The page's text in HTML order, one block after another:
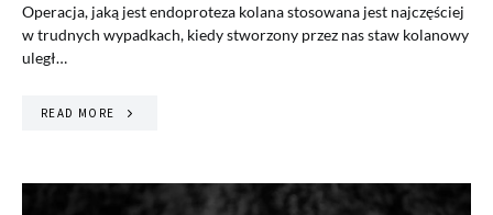
Operacja, jaką jest endoproteza kolana stosowana jest najczęściej
w trudnych wypadkach, kiedy stworzony przez nas staw kolanowy
uległ…
READ MORE